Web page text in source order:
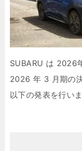
SUBARU は 2026
2026 年 3 月期の
以下の発表を行いま